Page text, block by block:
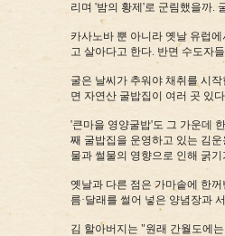
리며 '밤의 황제'로 군림했을까.
카사노바 뿐 아니라 옛날 유럽
고 살아다고 한다. 반면 수도자
굴은 날씨가 추워야 채취를 시
면 자연산 굴밥집이 여러 곳 있
'큰마을 영양굴밥'도 그 가운데
째 굴밥집을 운영하고 있는 김
물과 썰물의 영향으로 인해 굵
옛날과 다른 점은 가마솥에 한
름·달래를 썰어 넣은 양념장과
김 할아버지는 "원래 간월도에